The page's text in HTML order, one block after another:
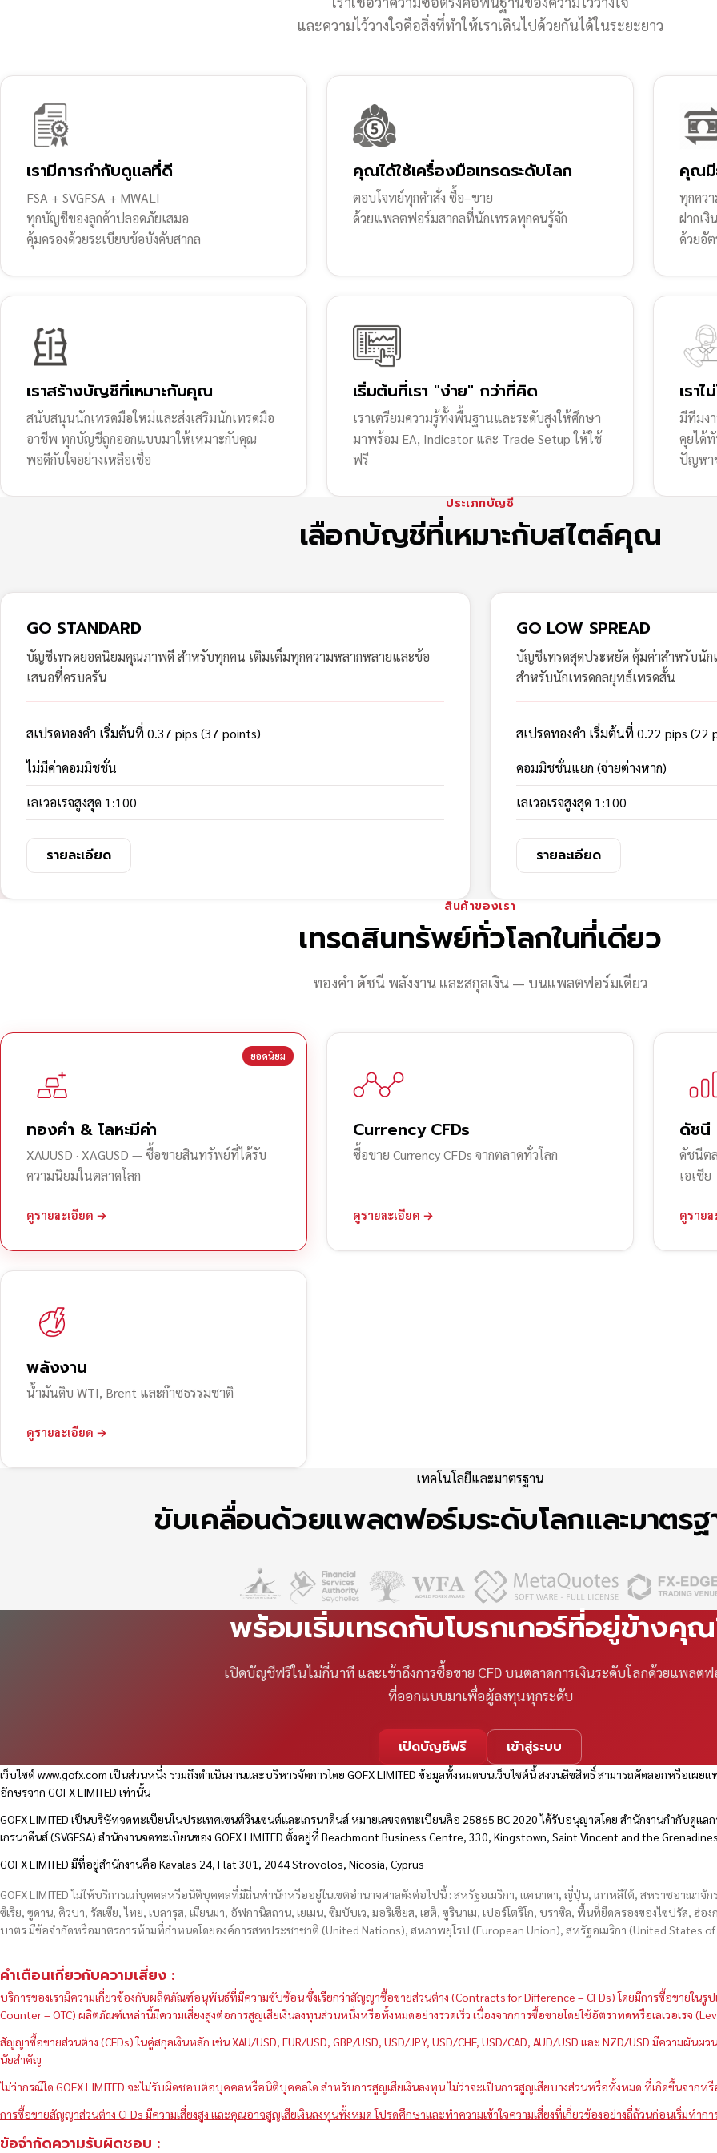
และความไว้วางใจคือสิ่งที่ทำให้เราเดินไปด้วยกันได้ในระยะยาว
เรามีการกำกับดูแลที่ดี
FSA + SVGFSA + MWALI
ทุกบัญชีของลูกค้าปลอดภัยเสมอ
คุ้มครองด้วยระเบียบข้อบังคับสากล
คุณได้ใช้เครื่องมือเทรดระดับโลก
ตอบโจทย์ทุกคำสั่ง ซื้อ–ขาย
ด้วยแพลตฟอร์มสากลที่นักเทรดทุกคนรู้จัก
คุณมี
ทุกควา
ฝากเงิ
ด้วยอั
เราสร้างบัญชีที่เหมาะกับคุณ
สนับสนุนนักเทรดมือใหม่และส่งเสริมนักเทรดมือ
อาชีพ ทุกบัญชีถูกออกแบบมาให้เหมาะกับคุณ
พอดีกับใจอย่างเหลือเชื่อ
เริ่มต้นที่เรา "ง่าย" กว่าที่คิด
เราเตรียมความรู้ทั้งพื้นฐานและระดับสูงให้ศึกษา
มาพร้อม EA, Indicator และ Trade Setup ให้ใช้
ฟรี
เรา
มีทีมง
คุยได้
ปัญหา
ประเภทบัญชี
เลือกบัญชีที่เหมาะกับสไตล์คุณ
GO STANDARD
บัญชีเทรดยอดนิยมคุณภาพดี สำหรับทุกคน เติมเต็มทุกความหลากหลายและข้อ
เสนอที่ครบครัน
สเปรดทองคำ เริ่มต้นที่ 0.37 pips (37 points)
ไม่มีค่าคอมมิชชั่น
เลเวอเรจสูงสุด 1:100
รายละเอียด
GO LOW SPREAD
บัญชีเทรดสุดประหยัด คุ้มค่าสำหรับนัก
สำหรับนักเทรดกลยุทธ์เทรดสั้น
สเปรดทองคำ เริ่มต้นที่ 0.22 pips (22
คอมมิชชั่นแยก (จ่ายต่างหาก)
เลเวอเรจสูงสุด 1:100
รายละเอียด
สินค้าของเรา
เทรดสินทรัพย์ทั่วโลกในที่เดียว
ทองคำ ดัชนี พลังงาน และสกุลเงิน — บนแพลตฟอร์มเดียว
ยอดนิยม
ทองคำ & โลหะมีค่า
XAUUSD · XAGUSD — ซื้อขายสินทรัพย์ที่ได้รับ
ความนิยมในตลาดโลก
ดูรายละเอียด →
Currency CFDs
ซื้อขาย Currency CFDs จากตลาดทั่วโลก
ดูรายละเอียด →
ดัชนี
ดัชนีต
เอเชีย
ดูราย
พลังงาน
น้ำมันดิบ WTI, Brent และก๊าซธรรมชาติ
ดูรายละเอียด →
เทคโนโลยีและมาตรฐาน
ขับเคลื่อนด้วยแพลตฟอร์มระดับโลกและมาตรฐ
พร้อมเริ่มเทรดกับโบรกเกอร์ที่อยู่ข้างคุ
เปิดบัญชีฟรีในไม่กี่นาที และเข้าถึงการซื้อขาย CFD บนตลาดการเงินระดับโลกด้วยแพลตฟ
ที่ออกแบบมาเพื่อผู้ลงทุนทุกระดับ
เปิดบัญชีฟรี เข้าสู่ระบบ
เว็บไซต์www.gofx.com เป็นส่วนหนึ่ง รวมถึงดำเนินงานและบริหารจัดการโดย GOFX LIMITED ข้อมูลทั้งหมดบนเว็บไซต์นี้ สงวนลิขสิทธิ์ สามารถคัดลอกหรือเผ
อักษรจาก GOFX LIMITED เท่านั้น
GOFX LIMITED เป็นบริษัทจดทะเบียนในประเทศเซนต์วินเซนต์และเกรนาดีนส์ หมายเลขจดทะเบียนคือ 25865 BC 2020 ได้รับอนุญาตโดย สำนักงานกำกับดูแล
เกรนาดีนส์ (SVGFSA) สำนักงานจดทะเบียนของ GOFX LIMITED ตั้งอยู่ที่ Beachmont Business Centre, 330, Kingstown, Saint Vincent and the Grenadines
GOFX LIMITED มีที่อยู่สำนักงานคือ Kavalas 24, Flat 301, 2044 Strovolos, Nicosia, Cyprus
GOFX LIMITED ไม่ให้บริการแก่บุคคลหรือนิติบุคคลที่มีถิ่นพำนักหรืออยู่ในเขตอำนาจศาลดังต่อไปนี้ : สหรัฐอเมริกา, แคนาดา, ญี่ปุ่น, เกาหลีใต้, สหราชอาณาจั
ซีเรีย, ซูดาน, คิวบา, รัสเซีย, ไทย, เบลารุส, เมียนมา, อัฟกานิสถาน, เยเมน, ซิมบับเว, มอริเชียส, เฮติ, ซูรินาเม, เปอร์โตริโก, บราซิล, พื้นที่ยึดครองของไซปรัส, ฮ่อ
บาตร มีข้อจำกัดหรือมาตรการห้ามที่กำหนดโดยองค์การสหประชาชาติ (United Nations), สหภาพยุโรป (European Union), สหรัฐอเมริกา (United States
คำเตือนเกี่ยวกับความเสี่ยง :
บริการของเรามีความเกี่ยวข้องกับผลิตภัณฑ์อนุพันธ์ที่มีความซับซ้อน ซึ่งเรียกว่าสัญญาซื้อขายส่วนต่าง (Contracts for Difference – CFDs) โดยมีการซื้อขายใ
Counter – OTC) ผลิตภัณฑ์เหล่านี้มีความเสี่ยงสูงต่อการสูญเสียเงินลงทุนส่วนหนึ่งหรือทั้งหมดอย่างรวดเร็ว เนื่องจากการซื้อขายโดยใช้อัตราทดหรือเลเวอเรจ
สัญญาซื้อขายส่วนต่าง (CFDs) ในคู่สกุลเงินหลัก เช่น XAU/USD, EUR/USD, GBP/USD, USD/JPY, USD/CHF, USD/CAD, AUD/USD และ NZD/USD มีความผัน
นัยสำคัญ
ไม่ว่ากรณีใด GOFX LIMITED จะไม่รับผิดชอบต่อบุคคลหรือนิติบุคคลใด สำหรับการสูญเสียเงินลงทุน ไม่ว่าจะเป็นการสูญเสียบางส่วนหรือทั้งหมด ที่เกิดขึ้นจากหรื
การซื้อขายสัญญาส่วนต่าง CFDs มีความเสี่ยงสูง และคุณอาจสูญเสียเงินลงทุนทั้งหมด โปรดศึกษาและทำความเข้าใจความเสี่ยงที่เกี่ยวข้องอย่างถี่ถ้วนก่อนเริ่มทำกา
ข้อจำกัดความรับผิดชอบ :